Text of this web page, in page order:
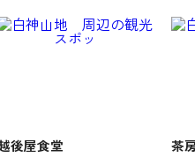
後屋食堂 茶